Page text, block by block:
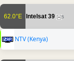
62.0°E Intelsat 39 5
NTV (Kenya)